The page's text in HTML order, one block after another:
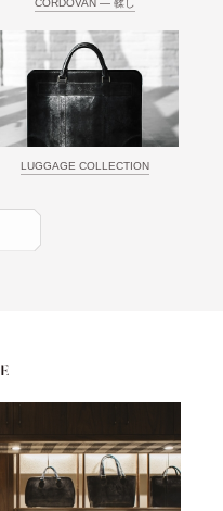
CORDOVAN ― 鞣し
LUGGAGE COLLECTION